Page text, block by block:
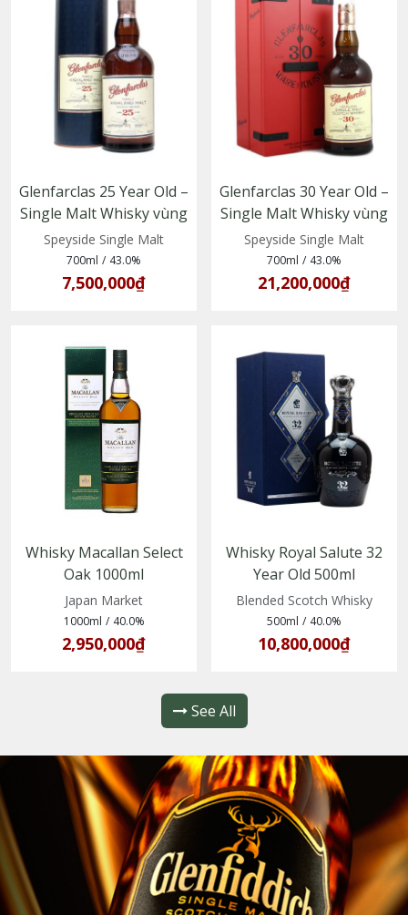
Glenfarclas 25 Year Old –
Single Malt Whisky vùng
Speyside, trưởng thành
trong thùng sherry
Speyside Single Malt
700ml / 43.0%
7,500,000₫
Glenfarclas 30 Year Old –
Single Malt Whisky vùng
Speyside, Scotland
Speyside Single Malt
700ml / 43.0%
21,200,000₫
Whisky Macallan Select
Oak 1000ml
(5010314078003)
Japan Market
1000ml / 40.0%
2,950,000₫
Whisky Royal Salute 32
Year Old 500ml
(5000299614075)
Blended Scotch Whisky
500ml / 40.0%
10,800,000₫
See All